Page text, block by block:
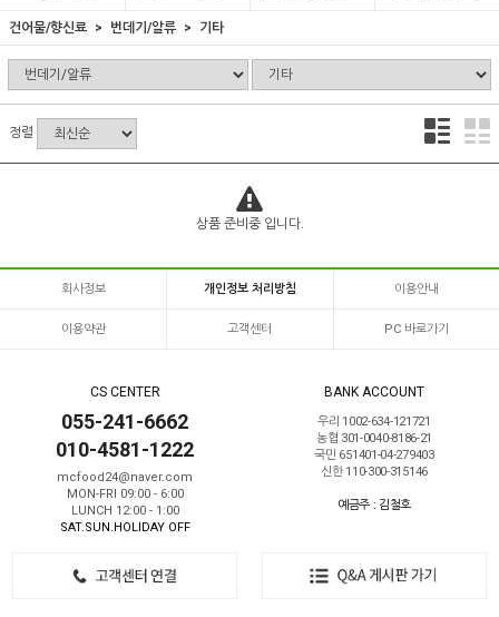
건어물/향신료 번데기/알류 기타
정렬
상품 준비중 입니다.
회사정보 개인정보 처리방침 이용안내
이용약관 고객센터 PC 바로가기
CS CENTER
055-241-6662
010-4581-1222
mcfood24@naver.com
MON-FRI 09:00 - 6:00
LUNCH 12:00 - 1:00
SAT.SUN.HOLIDAY OFF
BANK ACCOUNT
우리 1002-634-121721
농협 301-0040-8186-21
국민 651401-04-279403
신한 110-300-315146
예금주 : 김철호